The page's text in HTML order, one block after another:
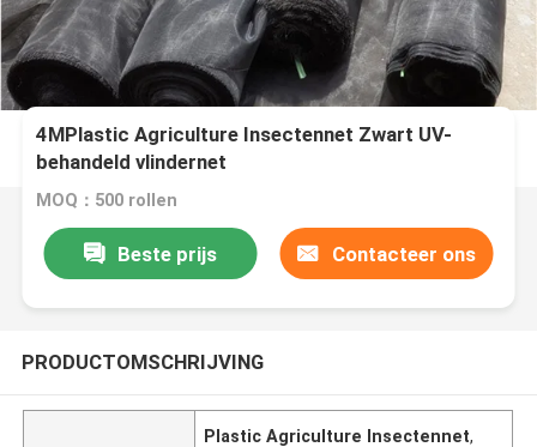
4MPlastic Agriculture Insectennet Zwart UV-
behandeld vlindernet
MOQ：500 rollen
Beste prijs Contacteer ons
PRODUCTOMSCHRIJVING
Plastic Agriculture Insectennet,